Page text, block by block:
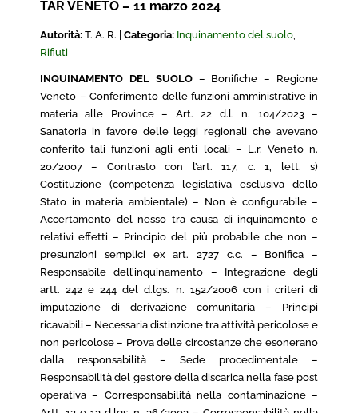
TAR VENETO – 11 marzo 2024
Autorità: T. A. R. | Categoria: Inquinamento del suolo,
Rifiuti
INQUINAMENTO DEL SUOLO– Bonifiche – Regione
Veneto – Conferimento delle funzioni amministrative in
materia alle Province – Art. 22 d.l. n. 104/2023 –
Sanatoria in favore delle leggi regionali che avevano
conferito tali funzioni agli enti locali – L.r. Veneto n.
20/2007 – Contrasto con l’art. 117, c. 1, lett. s)
Costituzione (competenza legislativa esclusiva dello
Stato in materia ambientale) – Non è configurabile –
Accertamento del nesso tra causa di inquinamento e
relativi effetti – Principio del più probabile che non –
presunzioni semplici ex art. 2727 c.c. – Bonifica –
Responsabile dell’inquinamento – Integrazione degli
artt. 242 e 244 del d.lgs. n. 152/2006 con i criteri di
imputazione di derivazione comunitaria – Principi
ricavabili – Necessaria distinzione tra attività pericolose e
non pericolose – Prova delle circostanze che esonerano
dalla responsabilità – Sede procedimentale –
Responsabilità del gestore della discarica nella fase post
operativa – Corresponsabilità nella contaminazione –